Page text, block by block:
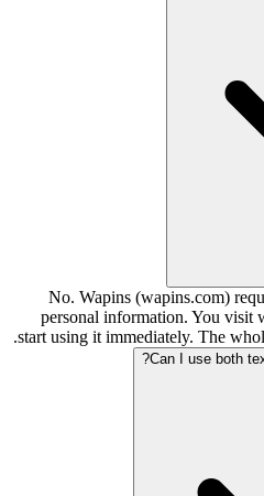
No. Wapins (wapins.com)
personal information. You visit
start using it immediately. The
Can I use both